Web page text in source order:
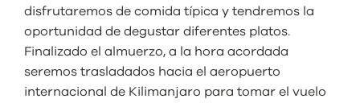
disfrutaremos de comida típica y tendremos la
oportunidad de degustar diferentes platos.
Finalizado el almuerzo, a la hora acordada
seremos trasladados hacia el aeropuerto
internacional de Kilimanjaro para tomar el vuelo